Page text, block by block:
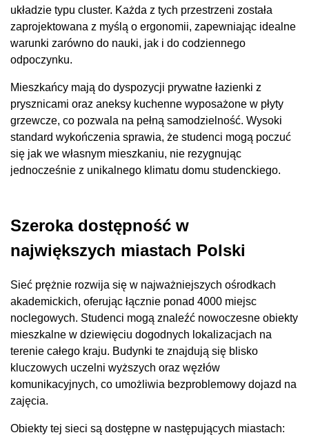
układzie typu cluster. Każda z tych przestrzeni została
zaprojektowana z myślą o ergonomii, zapewniając idealne
warunki zarówno do nauki, jak i do codziennego
odpoczynku.
Mieszkańcy mają do dyspozycji prywatne łazienki z
prysznicami oraz aneksy kuchenne wyposażone w płyty
grzewcze, co pozwala na pełną samodzielność. Wysoki
standard wykończenia sprawia, że studenci mogą poczuć
się jak we własnym mieszkaniu, nie rezygnując
jednocześnie z unikalnego klimatu domu studenckiego.
Szeroka dostępność w
największych miastach Polski
Sieć prężnie rozwija się w najważniejszych ośrodkach
akademickich, oferując łącznie ponad 4000 miejsc
noclegowych. Studenci mogą znaleźć nowoczesne obiekty
mieszkalne w dziewięciu dogodnych lokalizacjach na
terenie całego kraju. Budynki te znajdują się blisko
kluczowych uczelni wyższych oraz węzłów
komunikacyjnych, co umożliwia bezproblemowy dojazd na
zajęcia.
Obiekty tej sieci są dostępne w następujących miastach: